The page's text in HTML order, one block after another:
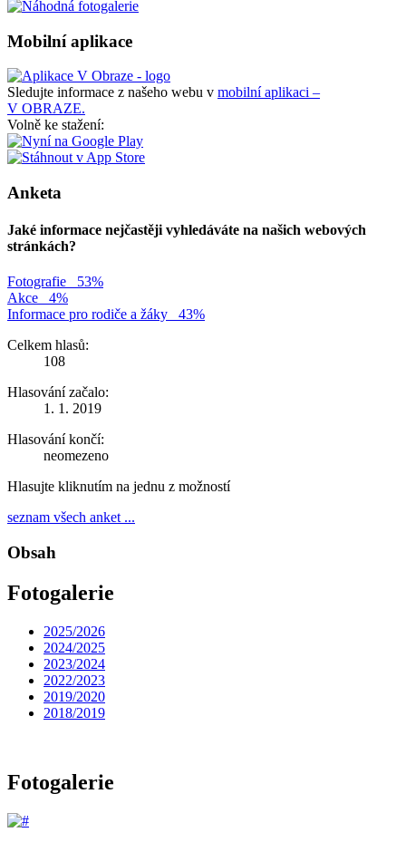
Mobilní aplikace
Sledujte informace z našeho webu v mobilní aplikaci –
V OBRAZE.
Volně ke stažení:
Anketa
Jaké informace nejčastěji vyhledáváte na našich webových
stránkách?
Fotografie
53%
Akce
4%
Informace pro rodiče a žáky
43%
Celkem hlasů:
108
Hlasování začalo:
1. 1. 2019
Hlasování končí:
neomezeno
Hlasujte kliknutím na jednu z možností
seznam všech anket ...
Obsah
Fotogalerie
2025/2026
2024/2025
2023/2024
2022/2023
2019/2020
2018/2019
Fotogalerie